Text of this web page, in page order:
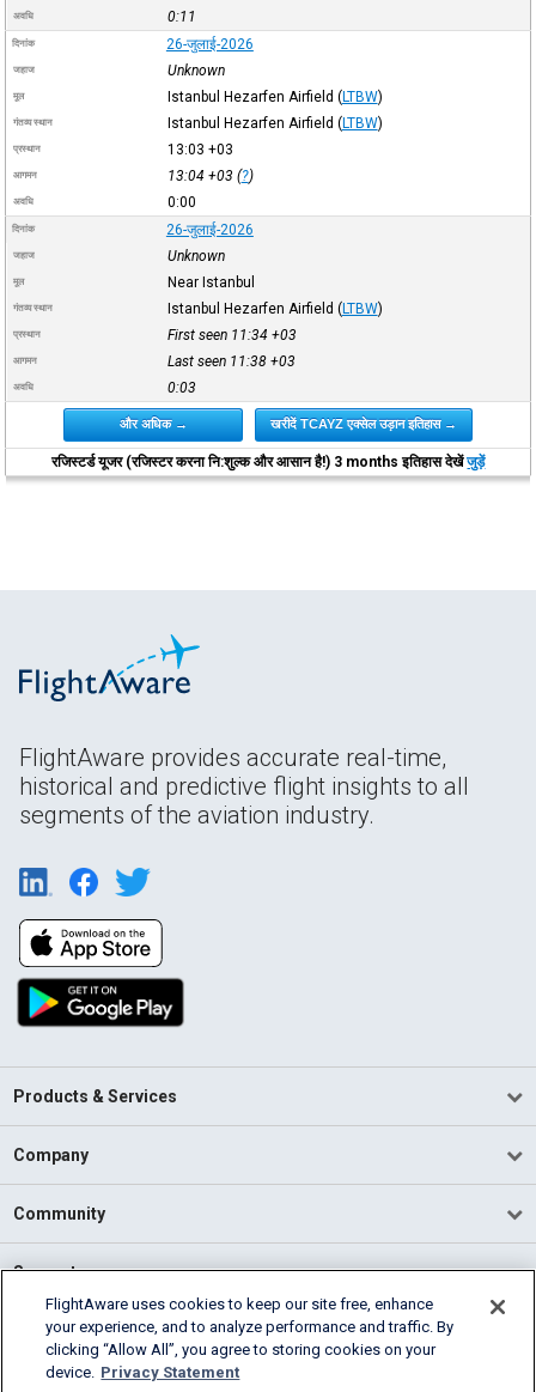
अवधि 0:11
दिनांक 26-जुलाई-2026
जहाज Unknown
मूल Istanbul Hezarfen Airfield (LTBW)
गंतव्य स्थान Istanbul Hezarfen Airfield (LTBW)
प्रस्थान 13:03 +03
आगमन 13:04 +03 (?)
अवधि 0:00
दिनांक 26-जुलाई-2026
जहाज Unknown
मूल Near Istanbul
गंतव्य स्थान Istanbul Hezarfen Airfield (LTBW)
प्रस्थान First seen 11:34 +03
आगमन Last seen 11:38 +03
अवधि 0:03
और अधिक → खरीदें TCAYZ एक्सेल उड़ान इतिहास →
रजिस्टर्ड यूजर (रजिस्टर करना नि:शुल्क और आसान है!) 3 months इतिहास देखेंजुड़ें
FlightAware provides accurate real-time,
historical and predictive flight insights to all
segments of the aviation industry.
Products & Services
Company
Community
Support
English (USA)
2026 FlightAware
FlightAware uses cookies to keep our site free, enhance
your experience, and to analyze performance and traffic. By
clicking “Allow All”, you agree to storing cookies on your
device. Privacy Statement